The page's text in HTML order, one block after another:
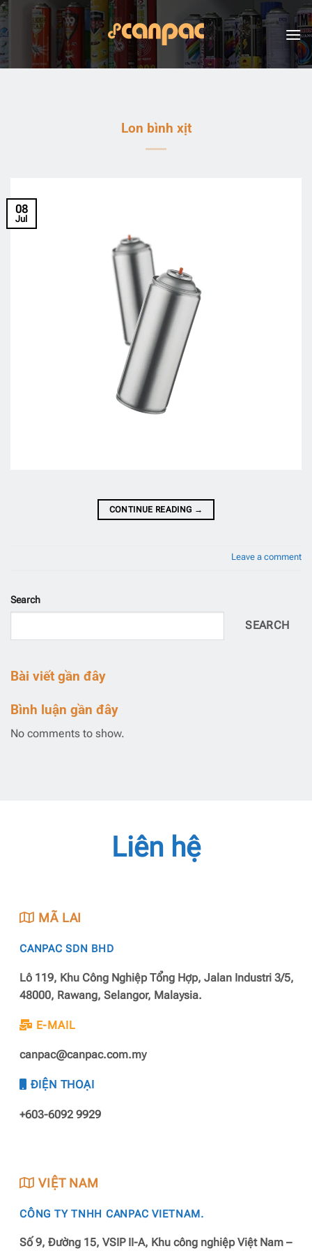
Skip
to
content
Lon bình xịt
08
Jul
CONTINUE READING →
Leave a comment
Search
SEARCH
Bài viết gần đây
Bình luận gần đây
No comments to show.
Liên hệ
MÃ LAI
CANPAC SDN BHD
Lô 119, Khu Công Nghiệp Tổng Hợp, Jalan Industri 3/5,
48000, Rawang, Selangor, Malaysia.
E-MAIL
canpac@canpac.com.my
ĐIỆN THOẠI
+603-6092 9929
VIỆT NAM
CÔNG TY TNHH CANPAC VIETNAM.
Số 9, Đường 15, VSIP II-A, Khu công nghiệp Việt Nam –